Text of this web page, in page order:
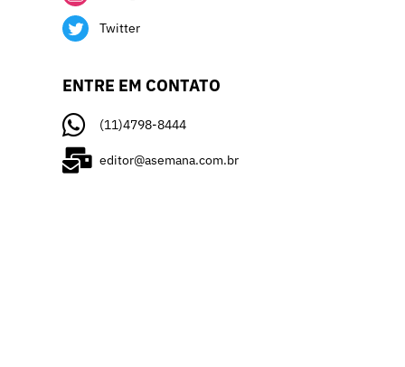
Twitter
ENTRE EM CONTATO
(11)4798-8444
editor@asemana.com.br